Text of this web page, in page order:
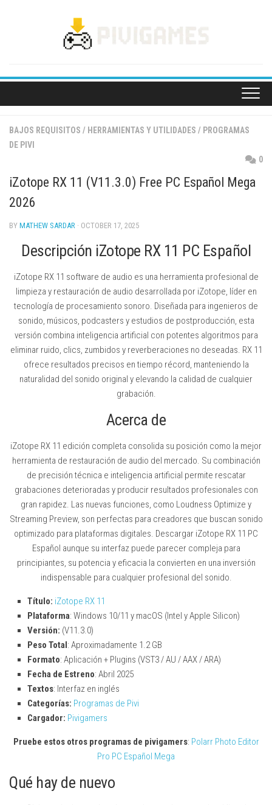
BAJOS REQUISITOS / HERRAMIENTAS Y UTILIDADES / PROGRAMAS
DE PIVI
0
iZotope RX 11 (V11.3.0) Free PC Español Mega
2026
BY MATHEW SARDAR · OCTOBER 17, 2025
Descripción iZotope RX 11 PC Español
iZotope RX 11 software de audio es una herramienta profesional de
limpieza y restauración de audio desarrollada por iZotope, líder en
tecnología de procesamiento sonoro. Diseñada para ingenieros de
sonido, músicos, podcasters y estudios de postproducción, esta
versión combina inteligencia artificial con potentes algoritmos para
eliminar ruido, clics, zumbidos y reverberaciones no deseadas. RX 11
ofrece resultados precisos en tiempo récord, manteniendo la
naturalidad del sonido original y elevando la calidad de cualquier
grabación.
Acerca de
iZotope RX 11 edición completa consolida su posición como la mejor
herramienta de restauración de audio del mercado. Su combinación
de precisión técnica e inteligencia artificial permite rescatar
grabaciones deterioradas y producir resultados profesionales con
gran rapidez. Las nuevas funciones, como Loudness Optimize y
Streaming Preview, son perfectas para creadores que buscan sonido
optimizado para plataformas digitales. Descargar iZotope RX 11 PC
Español aunque su interfaz puede parecer compleja para
principiantes, su potencia y eficacia la convierten en una inversión
indispensable para cualquier profesional del sonido.
Título: iZotope RX 11
Plataforma: Windows 10/11 y macOS (Intel y Apple Silicon)
Versión: (V11.3.0)
Peso Total: Aproximadamente 1.2 GB
Formato: Aplicación + Plugins (VST3 / AU / AAX / ARA)
Fecha de Estreno: Abril 2025
Textos: Interfaz en inglés
Categorías: Programas de Pivi
Cargador: Pivigamers
Pruebe estos otros programas de pivigamers: Polarr Photo Editor
Pro PC Español Mega
Qué hay de nuevo